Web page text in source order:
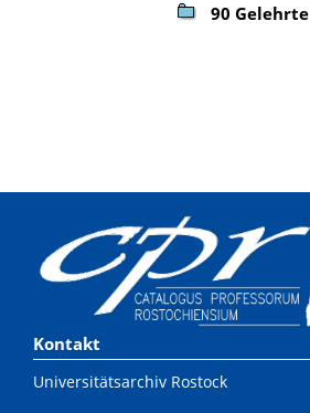
90 Gelehrte
Kontakt
Universitätsarchiv Rostock